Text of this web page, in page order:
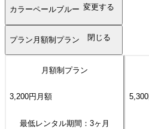
カラーペールブルー 変更する
プラン 月額制プラン 閉じる
月額制プラン
3,200円 月額
最低レンタル期間：3ヶ月
5,300